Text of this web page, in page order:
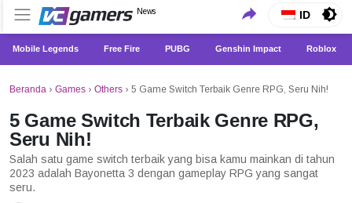
VCGamers News
News
Dapatkan Berita Games Terbaru Hanya di VCGamers
ID
Mobile Legends Free Fire PUBG Genshin Impact Roblox
Beranda › Games › Others › 5 Game Switch Terbaik Genre RPG, Seru Nih!
5 Game Switch Terbaik Genre RPG,
Seru Nih!
Salah satu game switch terbaik yang bisa kamu mainkan di tahun
2023 adalah Bayonetta 3 dengan gameplay RPG yang sangat
seru.